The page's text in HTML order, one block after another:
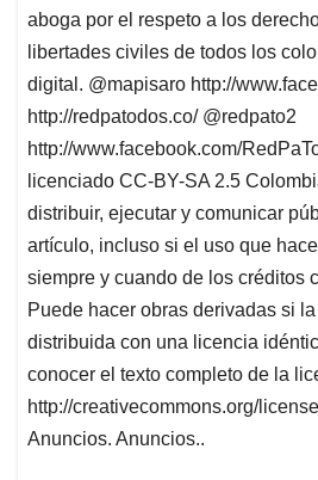
aboga por el respeto a los
libertades civiles de todos los
digital. @mapisaro http://
http://redpatodos.co/ @redpato2
http://www.facebook.com/
licenciado CC-BY-SA 2.5
distribuir, ejecutar y comunicar
artículo, incluso si el uso que
siempre y cuando de los créditos
Puede hacer obras derivadas si
distribuida con una licencia
conocer el texto completo de la
http://creativecommons.org/
Anuncios. Anuncios..